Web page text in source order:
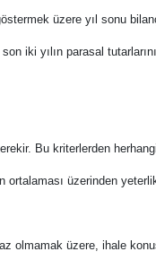
üzere yıl sonu
iki yılın parasal
Bu kriterlerden
ortalaması üzerinden
olmamak üzere, ihale